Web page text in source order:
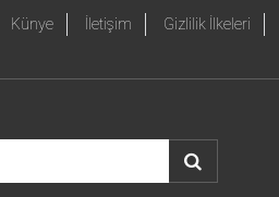
Künye İletişim Gizlilik İlkeleri